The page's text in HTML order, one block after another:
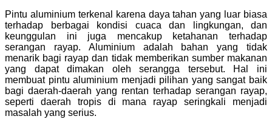
Pintu aluminium terkenal karena daya tahan yang luar biasa
terhadap berbagai kondisi cuaca dan lingkungan, dan
keunggulan ini juga mencakup ketahanan terhadap
serangan rayap. Aluminium adalah bahan yang tidak
menarik bagi rayap dan tidak memberikan sumber makanan
yang dapat dimakan oleh serangga tersebut. Hal ini
membuat pintu aluminium menjadi pilihan yang sangat baik
bagi daerah-daerah yang rentan terhadap serangan rayap,
seperti daerah tropis di mana rayap seringkali menjadi
masalah yang serius.